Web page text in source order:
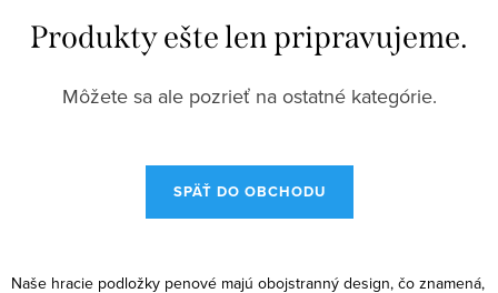
Produkty ešte len pripravujeme.
Môžete sa ale pozrieť na ostatné kategórie.
SPÄŤ DO OBCHODU
Naše hracie podložky penové majú obojstranný design, čo znamená,